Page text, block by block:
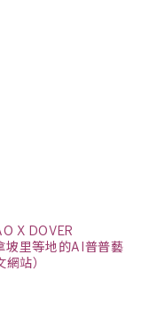
X DOVER
坡里等地的AI普普藝
站）